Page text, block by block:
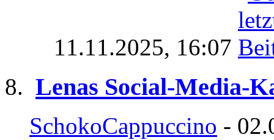
11.11.2025, 16:07
Lenas Social-Media-
SchokoCappuccino -